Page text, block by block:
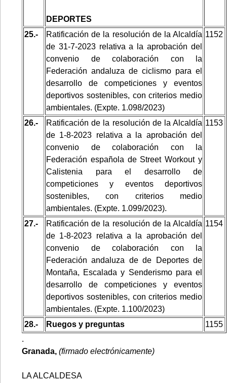
DEPORTES
25.-
Ratificación de la resolución de la Alcaldía
de 31-7-2023 relativa a la aprobación del
convenio de colaboración con la
Federación andaluza de ciclismo para el
desarrollo de competiciones y eventos
deportivos sostenibles, con criterios medio
ambientales. (Expte. 1.098/2023)
1152
26.-
Ratificación de la resolución de la Alcaldía
de 1-8-2023 relativa a la aprobación del
convenio de colaboración con la
Federación española de Street Workout y
Calistenia para el desarrollo de
competiciones y eventos deportivos
sostenibles, con criterios medio
ambientales. (Expte. 1.099/2023).
1153
27.-
Ratificación de la resolución de la Alcaldía
de 1-8-2023 relativa a la aprobación del
convenio de colaboración con la
Federación andaluza de de Deportes de
Montaña, Escalada y Senderismo para el
desarrollo de competiciones y eventos
deportivos sostenibles, con criterios medio
ambientales. (Expte. 1.100/2023)
1154
28.- Ruegos y preguntas
1155
.
Granada, (firmado electrónicamente)
LA ALCALDESA